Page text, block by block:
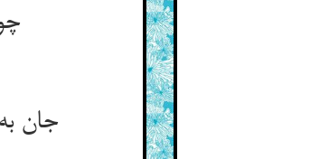
چون تهی گشت و وجود او نماند ** باز جانش را خدا در پیش خواند